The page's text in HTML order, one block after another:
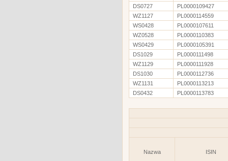
DS0727
PL0000109427
WZ1127
PL0000114559
WS0428
PL0000107611
WZ0528
PL0000110383
WS0429
PL0000105391
DS1029
PL0000111498
WZ1129
PL0000111928
DS1030
PL0000112736
WZ1131
PL0000113213
DS0432
PL0000113783
Nazwa ISIN